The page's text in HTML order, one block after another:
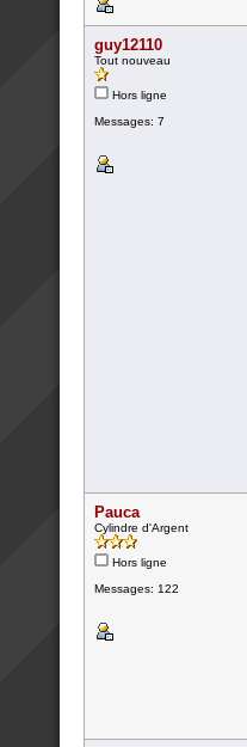
guy12110
Tout nouveau
Hors ligne
Messages: 7
Pauca
Cylindre d'Argent
Hors ligne
Messages: 122